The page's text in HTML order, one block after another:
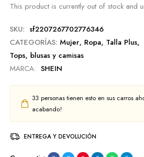
This product is currently out of stock and
SKU: sf2207267702776346
CATEGORÍAS: Mujer, Ropa, Talla Plus,
Tops, blusas y camisas
MARCA: SHEIN
33 personas tienen esto en sus carros
acabando!
ENTREGA Y DEVOLUCIÓN